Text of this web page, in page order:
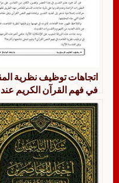
اتجاهات توظيف نظرية
في فهم القرآن الكريم عند
المعاصرين عرض ونقد